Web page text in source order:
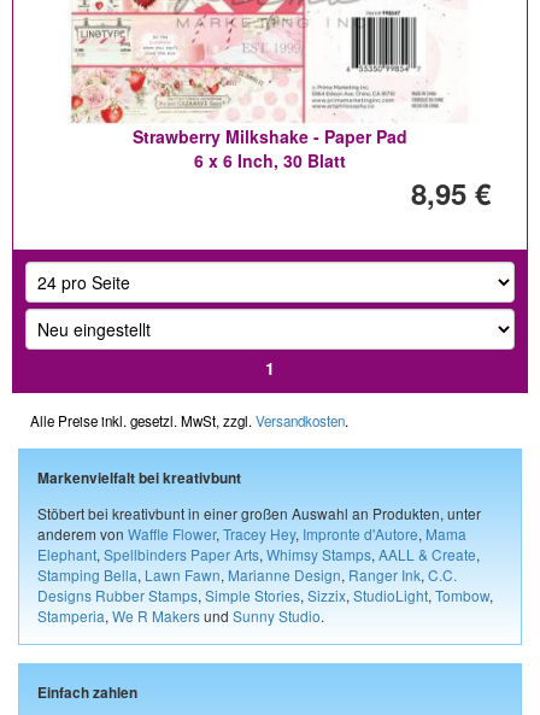
Strawberry Milkshake - Paper Pad
6 x 6 Inch, 30 Blatt
8,95 €
1
Alle Preise inkl. gesetzl. MwSt, zzgl. Versandkosten.
Markenvielfalt bei kreativbunt
Stöbert bei kreativbunt in einer großen Auswahl an Produkten, unter
anderem von Waffle Flower, Tracey Hey, Impronte d'Autore, Mama
Elephant, Spellbinders Paper Arts, Whimsy Stamps, AALL & Create,
Stamping Bella, Lawn Fawn, Marianne Design, Ranger Ink, C.C.
Designs Rubber Stamps, Simple Stories, Sizzix, StudioLight, Tombow,
Stamperia, We R Makersund Sunny Studio.
Einfach zahlen